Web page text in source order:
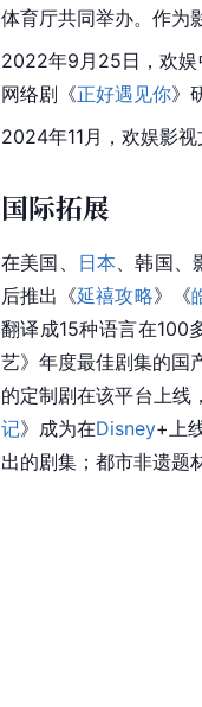
体育厅共同举办。作为
2022年9月25日，欢娱
网络剧《正好遇见你》
2024年11月，欢娱影
国际拓展
在美国、 日本、韩国、
后推出《延禧攻略》《
翻译成15种语言在100
艺》年度最佳剧集的国
的定制剧在该平台上线
记》成为在Disney+上
出的剧集；都市非遗题